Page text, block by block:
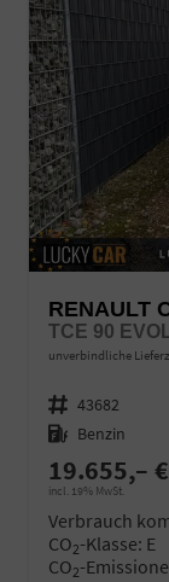
RENAULT
TCE 90
unverbindliche
Fahrzeugnr. 43682
Kraftstoff Benzin
19.655,– €
incl. 19% MwSt.
Verbrauch
CO2-Klasse: E
CO2-